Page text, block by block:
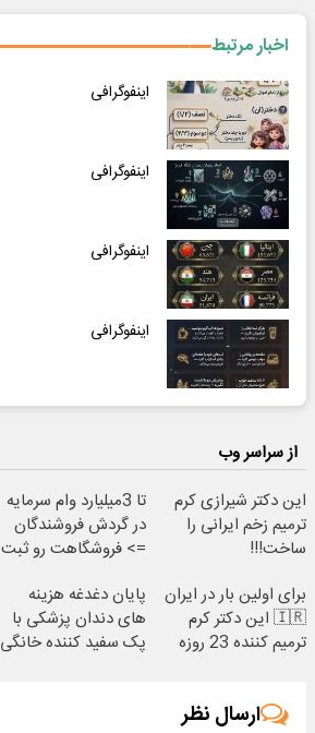
اخبار مرتبط
اینفوگرافی
اینفوگرافی
اینفوگرافی
اینفوگرافی
از سراسر وب
این دکتر شیرازی کرم
ترمیم زخم ایرانی را
ساخت!!!
تا 3میلیارد وام سرمایه
در گردش فروشندگان
=> فروشگاهت رو ثبت
برای اولین بار در ایران
🇮🇷 این دکتر کرم
ترمیم کننده 23 روزه
پایان دغدغه هزینه
های دندان پزشکی با
پک سفید کننده خانگی
ارسال نظر